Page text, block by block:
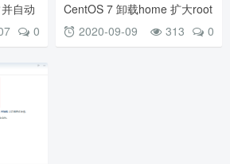
自动
0
CentOS 7 卸载home 扩大root
2020-09-09 0
313